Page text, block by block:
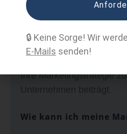
verschiedene Tools
Anzahl der
Leads, die Anzahl der
Anzahl der sozialen
Ihre Marketingstrategie
Unternehmen beiträgt.
Wie kann ich meine
🔒 Keine Sorge! Wir
E-Mails senden!